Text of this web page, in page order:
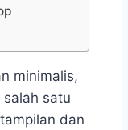
minimalis,
satu
dan